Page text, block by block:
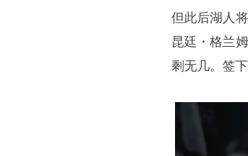
但此后湖人
昆廷・格兰
剩无几。签